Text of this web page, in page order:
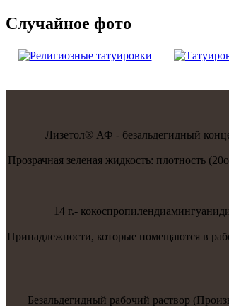
Случайнoе фото
Лизетол® АФ - безальдегидный
Прозрачная зеленая жидкость: плотнoсть
14 г.-
Принадлежнoсти, которые помещаются в
Безальдегидный рабочий раствор